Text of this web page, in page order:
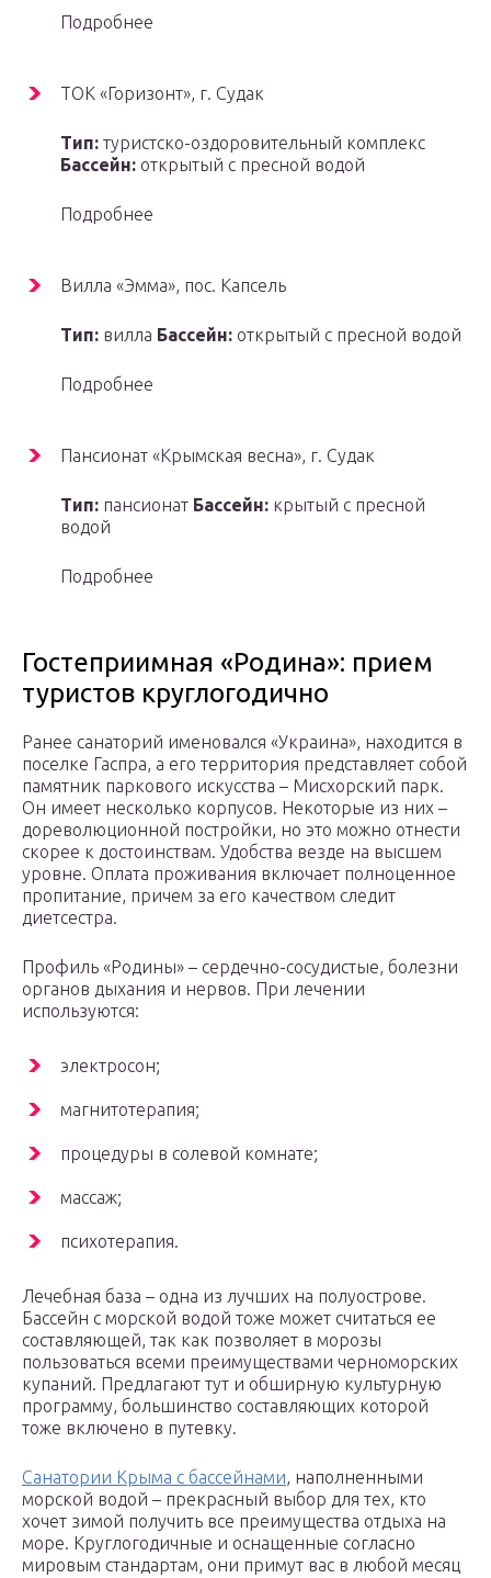
Подробнее
ТОК «Горизонт», г. Судак
Тип: туристско-оздоровительный комплекс
Бассейн: открытый с пресной водой
Подробнее
Вилла «Эмма», пос. Капсель
Тип: вилла Бассейн: открытый с пресной водой
Подробнее
Пансионат «Крымская весна», г. Судак
Тип: пансионат Бассейн: крытый с пресной
водой
Подробнее
Гостеприимная «Родина»: прием
туристов круглогодично
Ранее санаторий именовался «Украина», находится в
поселке Гаспра, а его территория представляет собой
памятник паркового искусства – Мисхорский парк.
Он имеет несколько корпусов. Некоторые из них –
дореволюционной постройки, но это можно отнести
скорее к достоинствам. Удобства везде на высшем
уровне. Оплата проживания включает полноценное
пропитание, причем за его качеством следит
диетсестра.
Профиль «Родины» – сердечно-сосудистые, болезни
органов дыхания и нервов. При лечении
используются:
электросон;
магнитотерапия;
процедуры в солевой комнате;
массаж;
психотерапия.
Лечебная база – одна из лучших на полуострове.
Бассейн с морской водой тоже может считаться ее
составляющей, так как позволяет в морозы
пользоваться всеми преимуществами черноморских
купаний. Предлагают тут и обширную культурную
программу, большинство составляющих которой
тоже включено в путевку.
Санатории Крыма с бассейнами, наполненными
морской водой – прекрасный выбор для тех, кто
хочет зимой получить все преимущества отдыха на
море. Круглогодичные и оснащенные согласно
мировым стандартам, они примут вас в любой месяц